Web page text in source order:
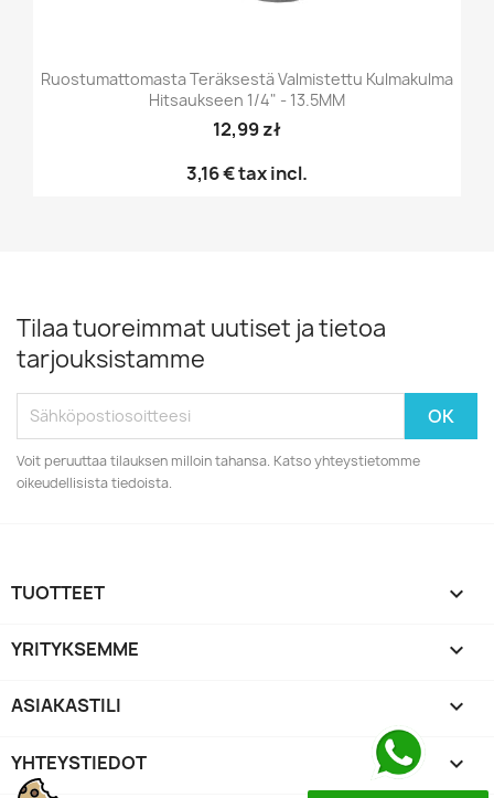
Ruostumattomasta Teräksestä Valmistettu Kulmakulma
Hitsaukseen 1/4" - 13.5MM
12,99 zł
3,16 €tax incl.
Tilaa tuoreimmat uutiset ja tietoa
tarjouksistamme
Voit peruuttaa tilauksen milloin tahansa. Katso yhteystietomme
oikeudellisista tiedoista.
TUOTTEET 
YRITYKSEMME 
ASIAKASTILI 
YHTEYSTIEDOT keyboard_arrow_down